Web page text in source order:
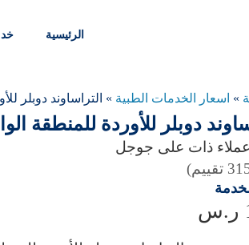
الرئيسية
» اسعار الخدمات الطبية » التراساوند دوبلر
دوبلر للأوردة للمنطقة
عملاء ذات على جوجل
ر.س